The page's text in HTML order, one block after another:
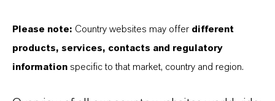
Please note: Country websites may offer different
products, services, contacts and regulatory
information specific to that market, country and region.